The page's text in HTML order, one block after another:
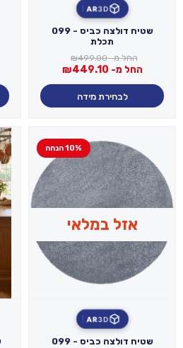
3D
AR
שטיח דולצה כביס - 099
תכלת
החל מ- ₪499.00
החל מ- ₪449.10
לבחירת מידה
אזל במלאי
10% הנחה
3D
AR
שטיח דולצה כביס - 099